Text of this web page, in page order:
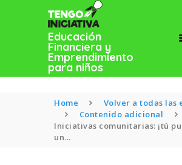
Educación
Financiera y
Emprendimiento
para niños
Home
Volver a todas las
Contenido adicional
Iniciativas comunitarias: ¡tú
un...INICIO